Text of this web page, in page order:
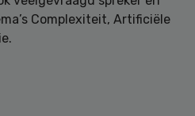
Complexiteit, Artificiële